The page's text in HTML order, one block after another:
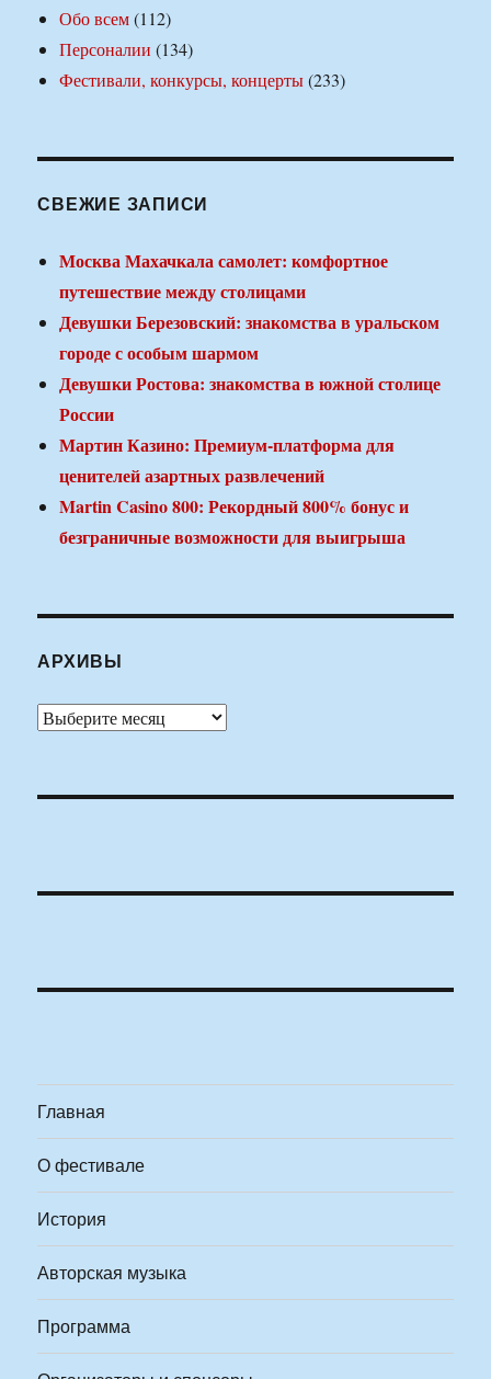
Обо всем(112)
Персоналии (134)
Фестивали, конкурсы, концерты(233)
СВЕЖИЕ ЗАПИСИ
Москва Махачкала самолет: комфортное
путешествие между столицами
Девушки Березовский: знакомства в уральском
городе с особым шармом
Девушки Ростова: знакомства в южной столице
России
Мартин Казино: Премиум-платформа для
ценителей азартных развлечений
Martin Casino 800: Рекордный 800% бонус и
безграничные возможности для выигрыша
АРХИВЫ
Архивы
Главная
О фестивале
История
Авторская музыка
Программа